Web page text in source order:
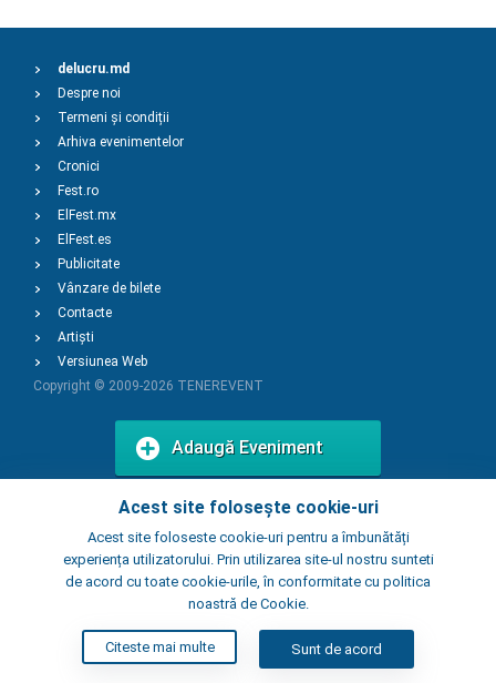
Acest site folosește cookie-uri
Acest site foloseste cookie-uri pentru a îmbunătăți
experiența utilizatorului. Prin utilizarea site-ul nostru sunteti
de acord cu toate cookie-urile, în conformitate cu politica
noastră de Cookie.
Citeste mai multe Sunt de acord
delucru.md
Despre noi
Termeni și condiții
Arhiva evenimentelor
Cronici
Fest.ro
ElFest.mx
ElFest.es
Publicitate
Vânzare de bilete
Contacte
Artiști
Versiunea Web
Copyright © 2009-2026 TENEREVENT
Adaugă Eveniment
Adaugă Local